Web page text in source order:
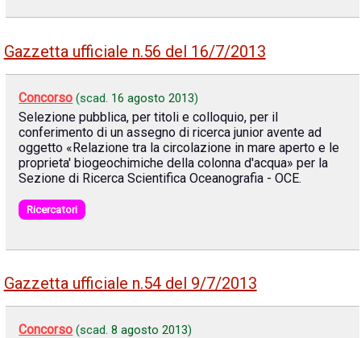
Gazzetta ufficiale n.56 del 16/7/2013
Concorso (scad. 16 agosto 2013)
Selezione pubblica, per titoli e colloquio, per il
conferimento di un assegno di ricerca junior avente ad
oggetto «Relazione tra la circolazione in mare aperto e le
proprieta' biogeochimiche della colonna d'acqua» per la
Sezione di Ricerca Scientifica Oceanografia - OCE.
Ricercatori
Gazzetta ufficiale n.54 del 9/7/2013
Concorso (scad.8 agosto 2013)